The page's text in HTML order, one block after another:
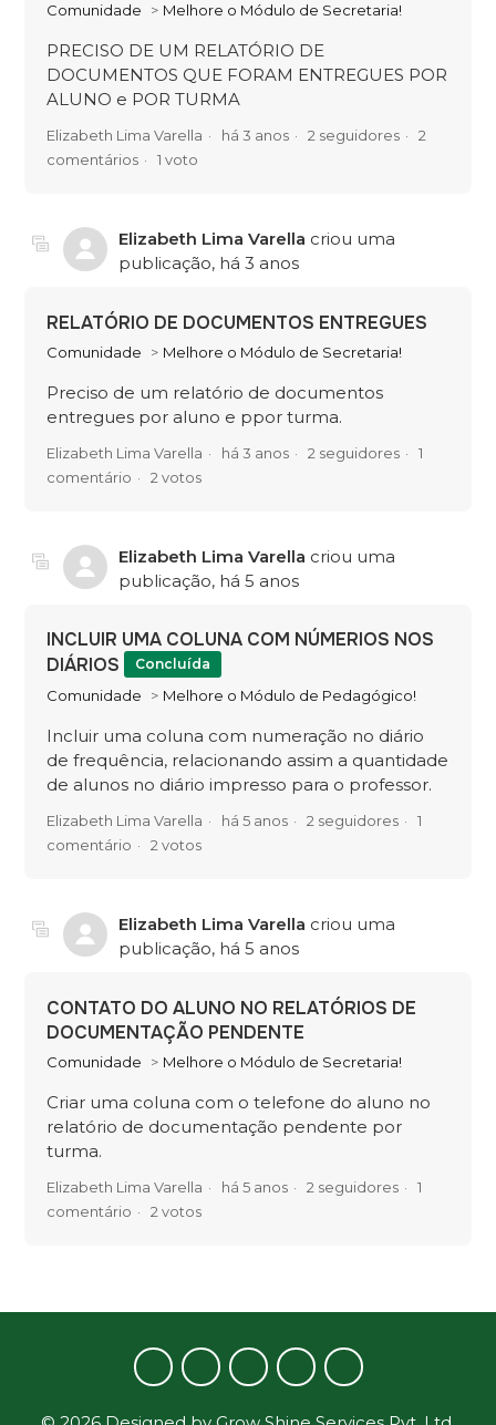
Comunidade Melhore o Módulo de Secretaria!
PRECISO DE UM RELATÓRIO DE
DOCUMENTOS QUE FORAM ENTREGUES POR
ALUNO e POR TURMA
Elizabeth Lima Varella há 3 anos 2 seguidores
2
comentários
1 voto
Elizabeth Lima Varella criou uma
publicação, há 3 anos
RELATÓRIO DE DOCUMENTOS ENTREGUES
Comunidade Melhore o Módulo de Secretaria!
Preciso de um relatório de documentos
entregues por aluno e ppor turma.
Elizabeth Lima Varella há 3 anos 2 seguidores
1
comentário
2 votos
Elizabeth Lima Varella criou uma
publicação, há 5 anos
INCLUIR UMA COLUNA COM NÚMERIOS NOS
DIÁRIOS
Concluída
Comunidade Melhore o Módulo de Pedagógico!
Incluir uma coluna com numeração no diário
de frequência, relacionando assim a quantidade
de alunos no diário impresso para o professor.
Elizabeth Lima Varella há 5 anos 2 seguidores
1
comentário
2 votos
Elizabeth Lima Varella criou uma
publicação, há 5 anos
CONTATO DO ALUNO NO RELATÓRIOS DE
DOCUMENTAÇÃO PENDENTE
Comunidade Melhore o Módulo de Secretaria!
Criar uma coluna com o telefone do aluno no
relatório de documentação pendente por
turma.
Elizabeth Lima Varella há 5 anos 2 seguidores
1
comentário
2 votos